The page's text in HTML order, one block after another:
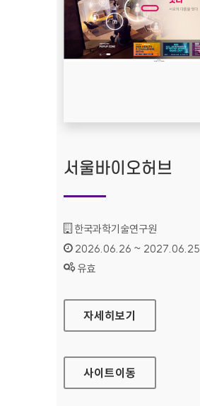
서울바이오허브
기관명 :
한국과학기술연구원
인증기간 :
2026.06.26 ~ 2027.06.25
상태 :
유효
서울바이오허브
자세히보기
사이트이동